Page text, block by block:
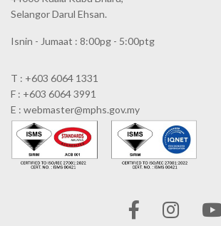
Selangor Darul Ehsan.
Isnin - Jumaat : 8:00pg - 5:00ptg
T : +603 6064 1331
F : +603 6064 3991
E : webmaster@mphs.gov.my